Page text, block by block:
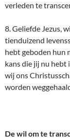
verleden te
8. Geliefde Jezus,
tienduizend
hebt geboden hun
kans die jij nu
wij ons
worden
De wil om te